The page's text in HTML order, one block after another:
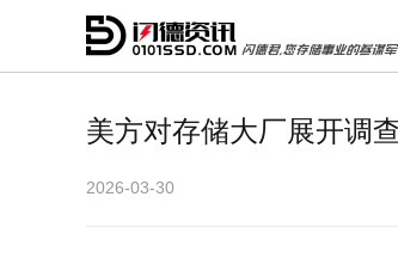
美方对存储大厂展开调
2026-03-30